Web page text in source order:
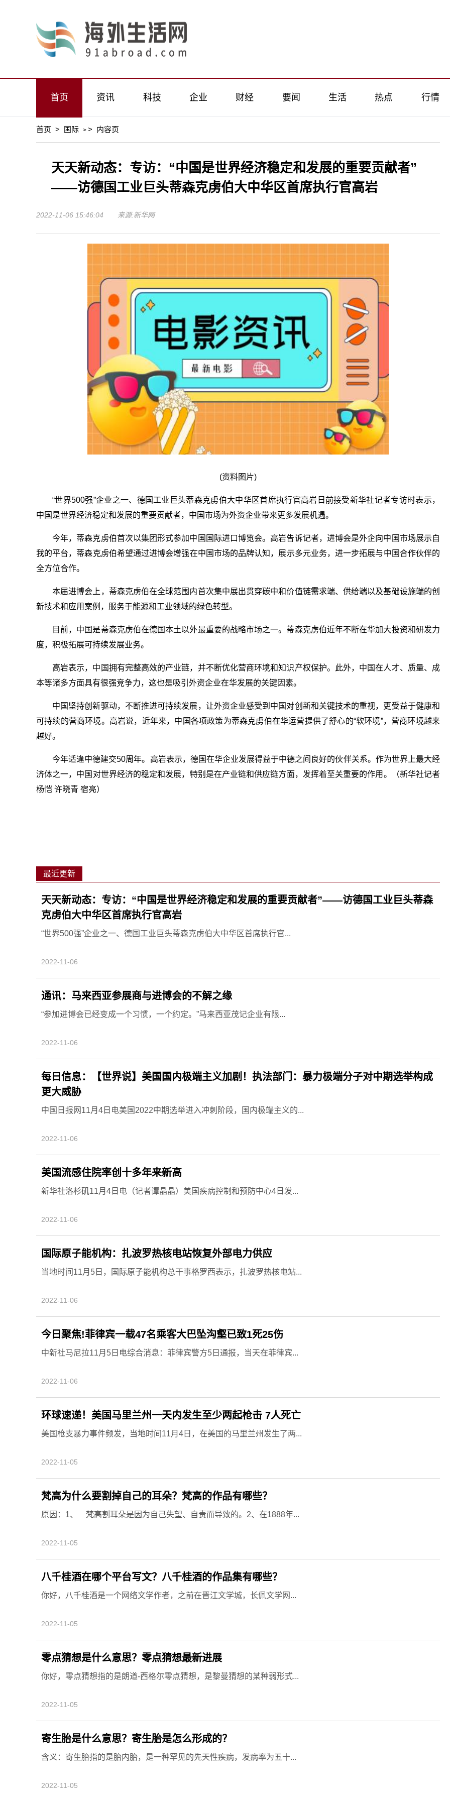
首页 资讯 科技 企业 财经 要闻 生活 热点 行情
首页 > 国际 > > 内容页
天天新动态：专访：“中国是世界经济稳定和发展的重要贡献者”
——访德国工业巨头蒂森克虏伯大中华区首席执行官高岩
2022-11-06 15:46:04 来源:新华网
(资料图片)
“世界500强”企业之一、德国工业巨头蒂森克虏伯大中华区首席执行官高岩日前接受新华社记者专访时表示，
中国是世界经济稳定和发展的重要贡献者，中国市场为外资企业带来更多发展机遇。
今年，蒂森克虏伯首次以集团形式参加中国国际进口博览会。高岩告诉记者，进博会是外企向中国市场展示自
我的平台，蒂森克虏伯希望通过进博会增强在中国市场的品牌认知，展示多元业务，进一步拓展与中国合作伙伴的
全方位合作。
本届进博会上，蒂森克虏伯在全球范围内首次集中展出贯穿碳中和价值链需求端、供给端以及基础设施端的创
新技术和应用案例，服务于能源和工业领域的绿色转型。
目前，中国是蒂森克虏伯在德国本土以外最重要的战略市场之一。蒂森克虏伯近年不断在华加大投资和研发力
度，积极拓展可持续发展业务。
高岩表示，中国拥有完整高效的产业链，并不断优化营商环境和知识产权保护。此外，中国在人才、质量、成
本等诸多方面具有很强竞争力，这也是吸引外资企业在华发展的关键因素。
中国坚持创新驱动，不断推进可持续发展，让外资企业感受到中国对创新和关键技术的重视，更受益于健康和
可持续的营商环境。高岩说，近年来，中国各项政策为蒂森克虏伯在华运营提供了舒心的“软环境”，营商环境越来
越好。
今年适逢中德建交50周年。高岩表示，德国在华企业发展得益于中德之间良好的伙伴关系。作为世界上最大经
济体之一，中国对世界经济的稳定和发展，特别是在产业链和供应链方面，发挥着至关重要的作用。（新华社记者
杨恺 许晓青 宿亮）
最近更新
天天新动态：专访：“中国是世界经济稳定和发展的重要贡献者”——访德国工业巨头蒂森
克虏伯大中华区首席执行官高岩
“世界500强”企业之一、德国工业巨头蒂森克虏伯大中华区首席执行官...
2022-11-06
通讯：马来西亚参展商与进博会的不解之缘
“参加进博会已经变成一个习惯，一个约定。”马来西亚茂记企业有限...
2022-11-06
每日信息：【世界说】美国国内极端主义加剧！执法部门：暴力极端分子对中期选举构成
更大威胁
中国日报网11月4日电美国2022中期选举进入冲刺阶段，国内极端主义的...
2022-11-06
美国流感住院率创十多年来新高
新华社洛杉矶11月4日电（记者谭晶晶）美国疾病控制和预防中心4日发...
2022-11-06
国际原子能机构：扎波罗热核电站恢复外部电力供应
当地时间11月5日，国际原子能机构总干事格罗西表示，扎波罗热核电站...
2022-11-06
今日聚焦!菲律宾一载47名乘客大巴坠沟壑已致1死25伤
中新社马尼拉11月5日电综合消息：菲律宾警方5日通报，当天在菲律宾...
2022-11-06
环球速递！美国马里兰州一天内发生至少两起枪击 7人死亡
美国枪支暴力事件频发，当地时间11月4日，在美国的马里兰州发生了两...
2022-11-05
梵高为什么要割掉自己的耳朵？梵高的作品有哪些？
原因：1、 梵高割耳朵是因为自己失望、自责而导致的。2、在1888年...
2022-11-05
八千桂酒在哪个平台写文？八千桂酒的作品集有哪些？
你好，八千桂酒是一个网络文学作者，之前在晋江文学城，长佩文学网...
2022-11-05
零点猜想是什么意思？零点猜想最新进展
你好，零点猜想指的是朗道-西格尔零点猜想，是黎曼猜想的某种弱形式...
2022-11-05
寄生胎是什么意思？寄生胎是怎么形成的？
含义：寄生胎指的是胎内胎，是一种罕见的先天性疾病，发病率为五十...
2022-11-05